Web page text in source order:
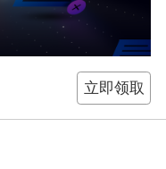
立即领取